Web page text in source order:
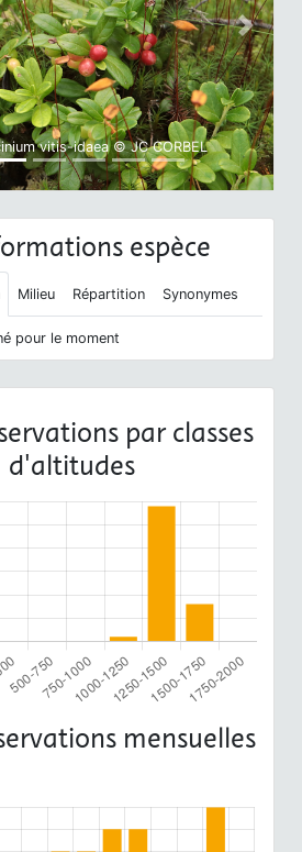
vitis-idaea © JC CORBEL
Next
espèce
Milieu Répartition Synonymes
pour le moment
par classes
d'altitudes
mensuelles